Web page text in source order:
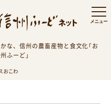
な、信州の農畜産物と食文化「お
ふーど」
おこわ